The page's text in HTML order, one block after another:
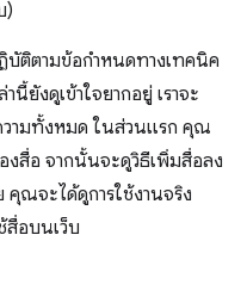
)
ติตามข้อกำหนดทางเทคนิค
นี้ยังดูเข้าใจยากอยู่ เราจะ
วามทั้งหมด ในส่วนแรก คุณ
งสื่อ จากนั้นจะดูวิธีเพิ่มสื่อลง
ณจะได้ดูการใช้งานจริง
สื่อบนเว็บ